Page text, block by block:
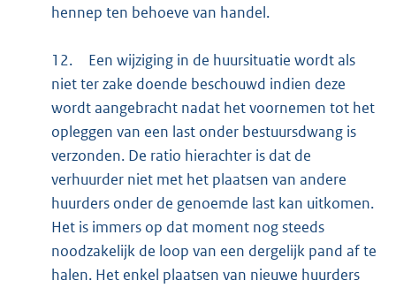
hennep ten behoeve van handel.
12.
Een wijziging in de huursituatie wordt als
niet ter zake doende beschouwd indien deze
wordt aangebracht nadat het voornemen tot het
opleggen van een last onder bestuursdwang is
verzonden. De ratio hierachter is dat de
verhuurder niet met het plaatsen van andere
huurders onder de genoemde last kan uitkomen.
Het is immers op dat moment nog steeds
noodzakelijk de loop van een dergelijk pand af te
halen. Het enkel plaatsen van nieuwe huurders